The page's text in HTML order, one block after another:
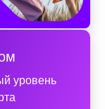
уровень